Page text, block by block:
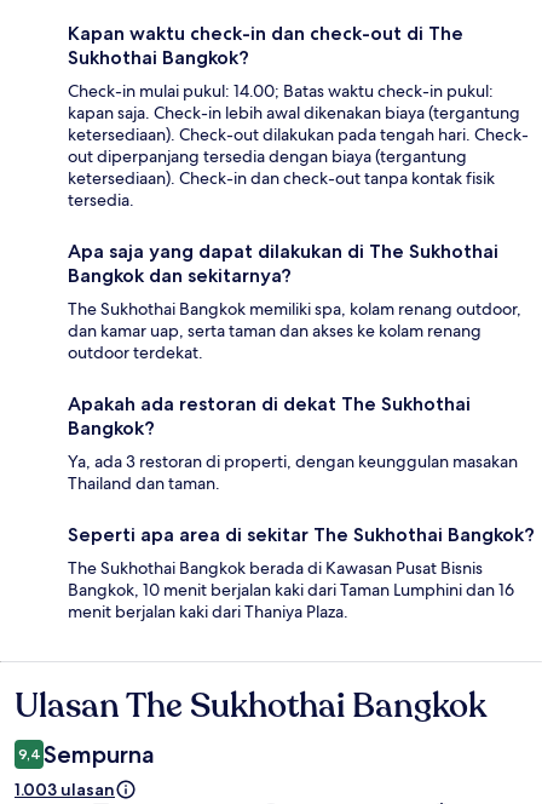
Kapan waktu check-in dan check-out di The
Sukhothai Bangkok?
Check-in mulai pukul: 14.00; Batas waktu check-in pukul:
kapan saja. Check-in lebih awal dikenakan biaya (tergantung
ketersediaan). Check-out dilakukan pada tengah hari. Check-
out diperpanjang tersedia dengan biaya (tergantung
ketersediaan). Check-in dan check-out tanpa kontak fisik
tersedia.
Apa saja yang dapat dilakukan di The Sukhothai
Bangkok dan sekitarnya?
The Sukhothai Bangkok memiliki spa, kolam renang outdoor,
dan kamar uap, serta taman dan akses ke kolam renang
outdoor terdekat.
Apakah ada restoran di dekat The Sukhothai
Bangkok?
Ya, ada 3 restoran di properti, dengan keunggulan masakan
Thailand dan taman.
Seperti apa area di sekitar The Sukhothai Bangkok?
The Sukhothai Bangkok berada di Kawasan Pusat Bisnis
Bangkok, 10 menit berjalan kaki dari Taman Lumphini dan 16
menit berjalan kaki dari Thaniya Plaza.
Ulasan
Ulasan The Sukhothai Bangkok
9,4 Sempurna
1.003 ulasan